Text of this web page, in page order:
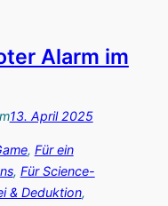
Alarm im
13. April 2025
, Für ein
, Für Science-
& Deduktion